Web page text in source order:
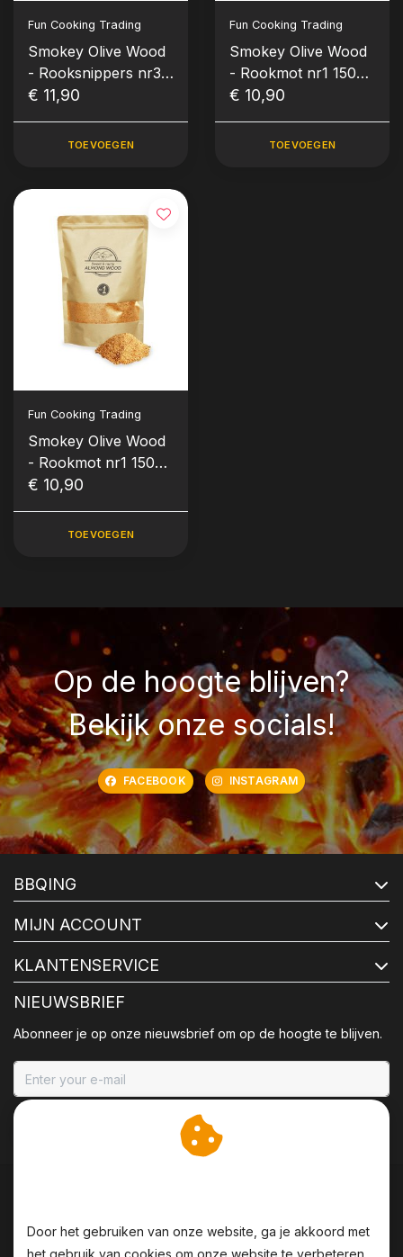
Fun Cooking Trading
Smokey Olive Wood
- Rooksnippers nr3
1700 ml Olijf
€ 11,90
TOEVOEGEN
Fun Cooking Trading
Smokey Olive Wood
- Rookmot nr1 1500
ml Steeneik
€ 10,90
TOEVOEGEN
Fun Cooking Trading
Smokey Olive Wood
- Rookmot nr1 1500
ml Amandel
€ 10,90
TOEVOEGEN
Op de hoogte blijven?
Bekijk onze socials!
FACEBOOK INSTAGRAM
BBQING
MIJN ACCOUNT
KLANTENSERVICE
NIEUWSBRIEF
Abonneer je op onze nieuwsbrief om op de hoogte te blijven.
Door het gebruiken van onze website, ga je akkoord met
het gebruik van cookies om onze website te verbeteren.